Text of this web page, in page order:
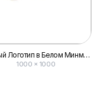
Нежный Логотип в Белом Минмалистичном Стиле
1000 × 1000